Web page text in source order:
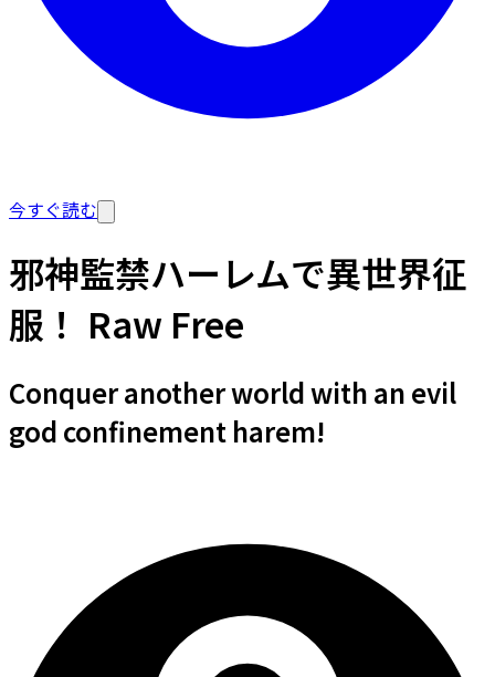
今すぐ読む
邪神監禁ハーレムで異世界征
服！ Raw Free
Conquer another world with an evil
god confinement harem!